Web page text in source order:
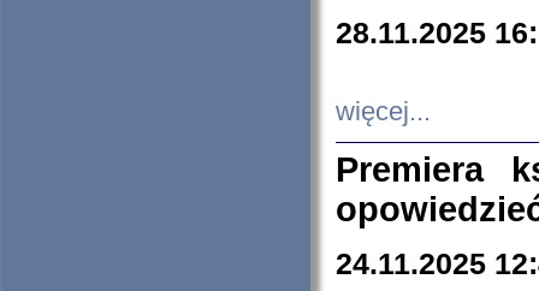
28.11.2025
więcej...
Premiera
24.11.2025